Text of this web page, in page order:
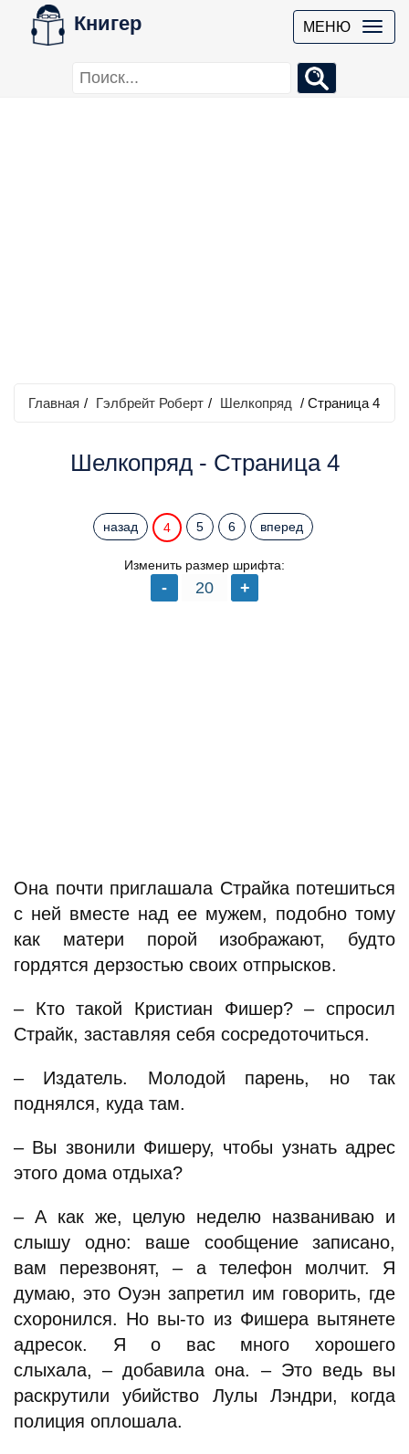
Книгер МЕНЮ
Главная / Гэлбрейт Роберт / Шелкопряд / Страница 4
Шелкопряд - Страница 4
назад 4 5 6 вперед
Изменить размер шрифта:
Она почти приглашала Страйка потешиться
с ней вместе над ее мужем, подобно тому
как матери порой изображают, будто
гордятся дерзостью своих отпрысков.
– Кто такой Кристиан Фишер? – спросил
Страйк, заставляя себя сосредоточиться.
– Издатель. Молодой парень, но так
поднялся, куда там.
– Вы звонили Фишеру, чтобы узнать адрес
этого дома отдыха?
– А как же, целую неделю названиваю и
слышу одно: ваше сообщение записано,
вам перезвонят, – а телефон молчит. Я
думаю, это Оуэн запретил им говорить, где
схоронился. Но вы-то из Фишера вытянете
адресок. Я о вас много хорошего
слыхала, – добавила она. – Это ведь вы
раскрутили убийство Лулы Лэндри, когда
полиция оплошала.